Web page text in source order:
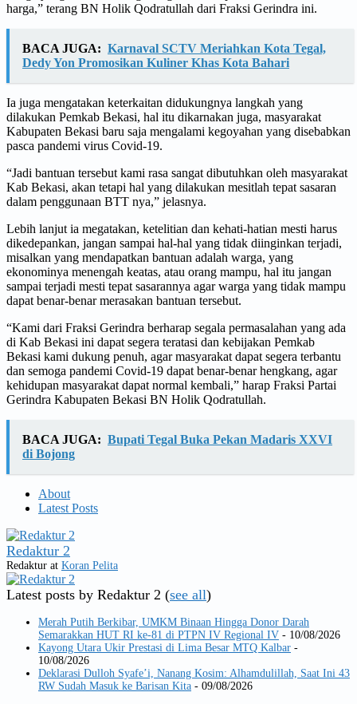
harga,” terang BN Holik Qodratullah dari Fraksi Gerindra ini.
BACA JUGA: Karnaval SCTV Meriahkan Kota Tegal,
Dedy Yon Promosikan Kuliner Khas Kota Bahari
Ia juga mengatakan keterkaitan didukungnya langkah yang
dilakukan Pemkab Bekasi, hal itu dikarnakan juga, masyarakat
Kabupaten Bekasi baru saja mengalami kegoyahan yang disebabkan
pasca pandemi virus Covid-19.
“Jadi bantuan tersebut kami rasa sangat dibutuhkan oleh masyarakat
Kab Bekasi, akan tetapi hal yang dilakukan mesitlah tepat sasaran
dalam penggunaan BTT nya,” jelasnya.
Lebih lanjut ia megatakan, ketelitian dan kehati-hatian mesti harus
dikedepankan, jangan sampai hal-hal yang tidak diinginkan terjadi,
misalkan yang mendapatkan bantuan adalah warga, yang
ekonominya menengah keatas, atau orang mampu, hal itu jangan
sampai terjadi mesti tepat sasarannya agar warga yang tidak mampu
dapat benar-benar merasakan bantuan tersebut.
“Kami dari Fraksi Gerindra berharap segala permasalahan yang ada
di Kab Bekasi ini dapat segera teratasi dan kebijakan Pemkab
Bekasi kami dukung penuh, agar masyarakat dapat segera terbantu
dan semoga pandemi Covid-19 dapat benar-benar hengkang, agar
kehidupan masyarakat dapat normal kembali,” harap Fraksi Partai
Gerindra Kabupaten Bekasi BN Holik Qodratullah.
BACA JUGA: Bupati Tegal Buka Pekan Madaris XXVI
di Bojong
About
Latest Posts
Redaktur 2
Redaktur at Koran Pelita
Latest posts by Redaktur 2 (see all)
Merah Putih Berkibar, UMKM Binaan Hingga Donor Darah
Semarakkan HUT RI ke-81 di PTPN IV Regional IV - 10/08/2026
Kayong Utara Ukir Prestasi di Lima Besar MTQ Kalbar -
10/08/2026
Deklarasi Dulloh Syafe’i, Nanang Kosim: Alhamdulillah, Saat Ini 43
RW Sudah Masuk ke Barisan Kita - 09/08/2026